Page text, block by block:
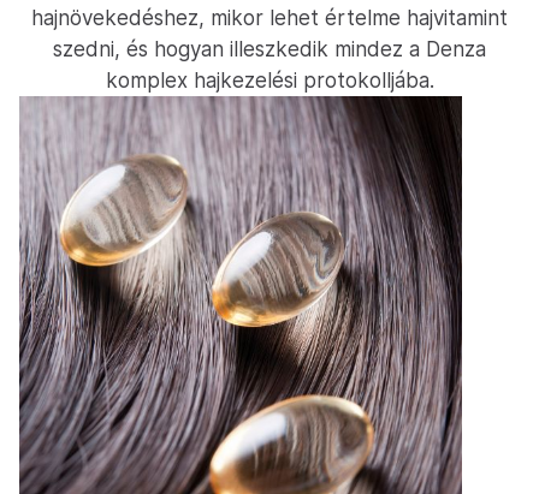
hajnövekedéshez, mikor lehet értelme hajvitamint
szedni, és hogyan illeszkedik mindez a Denza
komplex hajkezelési protokolljába.